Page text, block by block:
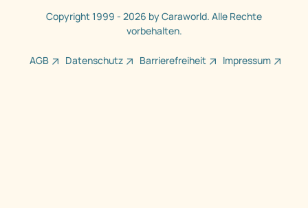
Copyright 1999 - 2026 by Caraworld. Alle Rechte
vorbehalten.
AGB Datenschutz Barrierefreiheit Impressum